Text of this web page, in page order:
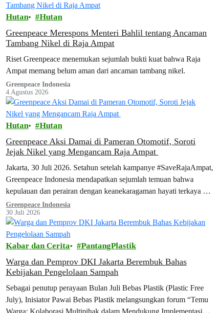
Hutan Hutan
Greenpeace Merespons Menteri Bahlil tentang Ancaman
Tambang Nikel di Raja Ampat
Riset Greenpeace menemukan sejumlah bukti kuat bahwa Raja
Ampat memang belum aman dari ancaman tambang nikel.
Greenpeace Indonesia
4 Agustus 2026
Hutan Hutan
Greenpeace Aksi Damai di Pameran Otomotif, Soroti
Jejak Nikel yang Mengancam Raja Ampat
Jakarta, 30 Juli 2026. Setahun setelah kampanye #SaveRajaAmpat,
Greenpeace Indonesia mendapatkan sejumlah temuan bahwa
kepulauan dan perairan dengan keanekaragaman hayati terkaya di
dunia ini belum benar-benar aman dari ancaman tambang. Temuan
tersebut terungkap dalam laporan terbaru Greenpeace, Surga yang
Tak Terlindungi, yang dipublikasikan hari ini. Seiring dengan
peluncuran laporan ini, aktivis Greenpeace menggelar aksi
damai…
Greenpeace Indonesia
30 Juli 2026
Kabar dan Cerita PantangPlastik
Warga dan Pemprov DKI Jakarta Berembuk Bahas
Kebijakan Pengelolaan Sampah
Sebagai penutup perayaan Bulan Juli Bebas Plastik (Plastic Free
July), Inisiator Pawai Bebas Plastik melangsungkan forum “Temu